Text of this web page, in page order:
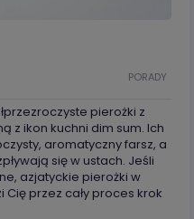
PORADY
pierożki z
z ikon kuchni dim sum. Ich
aromatyczny farsz, a
się w ustach. Jeśli
azjatyckie pierożki w
przez cały proces krok